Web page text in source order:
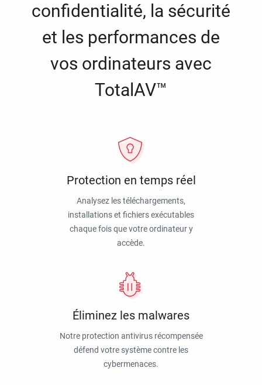
confidentialité, la sécurité
et les performances de
vos ordinateurs avec
TotalAV™
Protection en temps réel
Analysez les téléchargements,
installations et fichiers exécutables
chaque fois que votre ordinateur y
accède.
Éliminez les malwares
Notre protection antivirus récompensée
défend votre système contre les
cybermenaces.